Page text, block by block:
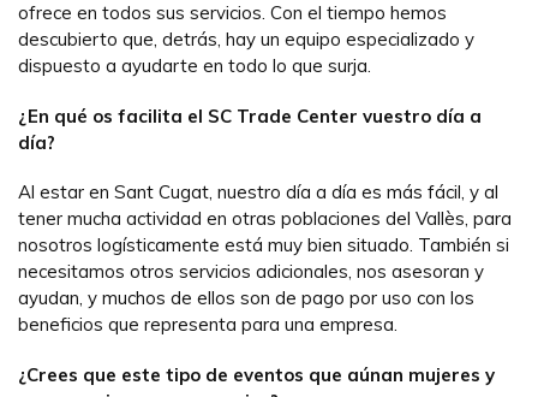
ofrece en todos sus servicios. Con el tiempo hemos
descubierto que, detrás, hay un equipo especializado y
dispuesto a ayudarte en todo lo que surja.
¿En qué os facilita el SC Trade Center vuestro día a
día?
Al estar en Sant Cugat, nuestro día a día es más fácil, y al
tener mucha actividad en otras poblaciones del Vallès, para
nosotros logísticamente está muy bien situado. También si
necesitamos otros servicios adicionales, nos asesoran y
ayudan, y muchos de ellos son de pago por uso con los
beneficios que representa para una empresa.
¿Crees que este tipo de eventos que aúnan mujeres y